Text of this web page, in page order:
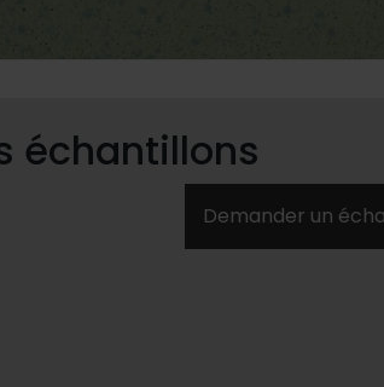
échantillons
Demander un